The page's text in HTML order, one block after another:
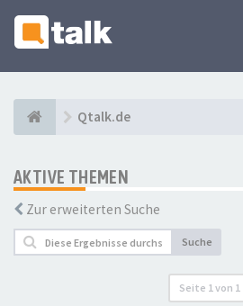
Qtalk.de
AKTIVE THEMEN
Zur erweiterten Suche
Suche
Seite 1von 1